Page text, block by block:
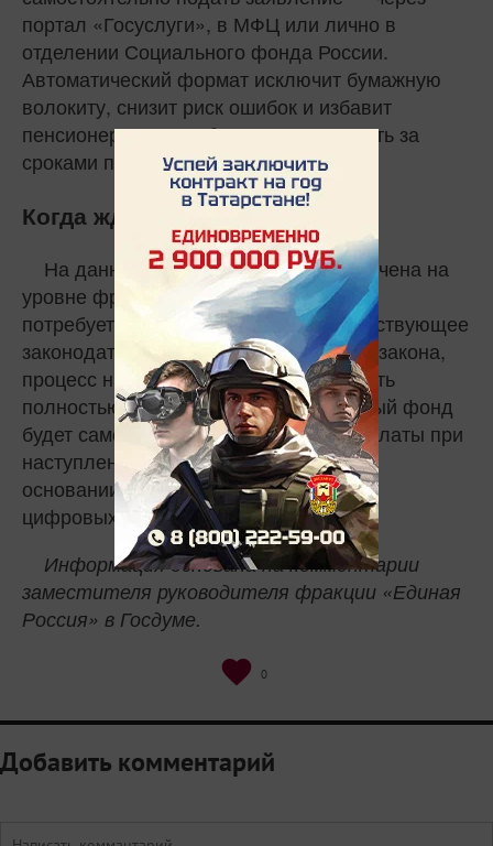
портал «Госуслуги», в МФЦ или лично в
отделении Социального фонда России.
Автоматический формат исключит бумажную
волокиту, снизит риск ошибок и избавит
пенсионеров от необходимости следить за
сроками подачи документов.
Когда ждать изменений
На данный момент инициатива озвучена на
уровне фракции. Для её реализации
потребуется внесение поправок в действующее
законодательство. В случае принятия закона,
процесс назначения пенсий может стать
полностью проактивным — Социальный фонд
будет самостоятельно оформлять выплаты при
наступлении пенсионного возраста на
основании данных, уже имеющихся в
цифровых системах.
Информация основана на комментарии
заместителя руководителя фракции «Единая
Россия» в Госдуме.
0
Добавить комментарий